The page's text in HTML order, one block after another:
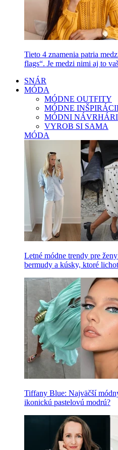
Tieto 4 znamenia patria
flags“. Je medzi nimi aj to
SNÁR
MÓDA
MÓDNE OUTFITY
MÓDNE
MÓDNI NÁVRHÁRI
VYROB SI SAMA
MÓDA
Letné módne trendy pre
bermudy a kúsky, ktoré
Tiffany Blue: Najväčší
ikonickú pastelovú modrú?